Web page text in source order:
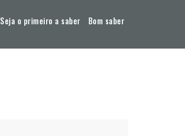
Seja o primeiro a saber Bom saber